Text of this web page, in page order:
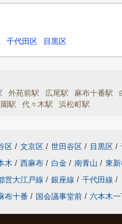
千代田区 目黒区
外苑前駅 広尾駅 麻布十番駅
駅 代々木駅 浜松町駅
区 / 文京区 / 世田谷区 / 目黒区 /
木 / 西麻布 / 白金 / 南青山 / 東
営大江戸線 / 銀座線 / 千代田線 /
布十番 / 国会議事堂前 / 六本木一